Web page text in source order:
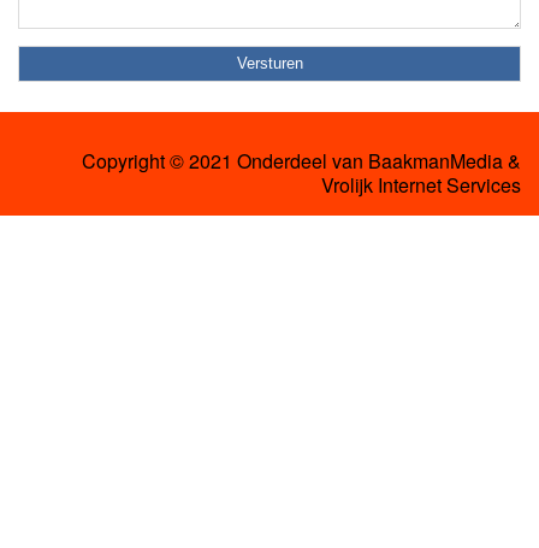
Copyright © 2021 Onderdeel van BaakmanMedia&
Vrolijk Internet Services